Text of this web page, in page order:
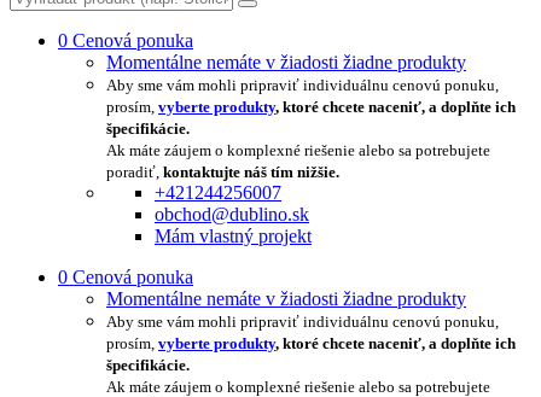
0 Cenová ponuka
Momentálne nemáte v žiadosti žiadne produkty
Aby sme vám mohli pripraviť individuálnu cenovú ponuku,
prosím, vyberte produkty, ktoré chcete naceniť, a doplňte ich
špecifikácie.
Ak máte záujem o komplexné riešenie alebo sa potrebujete
poradiť, kontaktujte náš tím nižšie.
+421244256007
obchod@dublino.sk
Mám vlastný projekt
0 Cenová ponuka
Momentálne nemáte v žiadosti žiadne produkty
Aby sme vám mohli pripraviť individuálnu cenovú ponuku,
prosím, vyberte produkty, ktoré chcete naceniť, a doplňte ich
špecifikácie.
Ak máte záujem o komplexné riešenie alebo sa potrebujete